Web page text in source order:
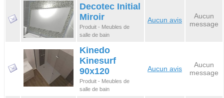
Decotec Initial
Miroir
Produit - Meubles de
salle de bain
Aucun avis
Aucun
message
Kinedo
Kinesurf
90x120
Produit - Meubles de
salle de bain
Aucun avis
Aucun
message